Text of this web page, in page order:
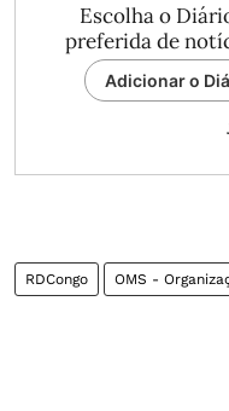
Escolha o
preferida de
Adicionar o
RDCongo OMS -